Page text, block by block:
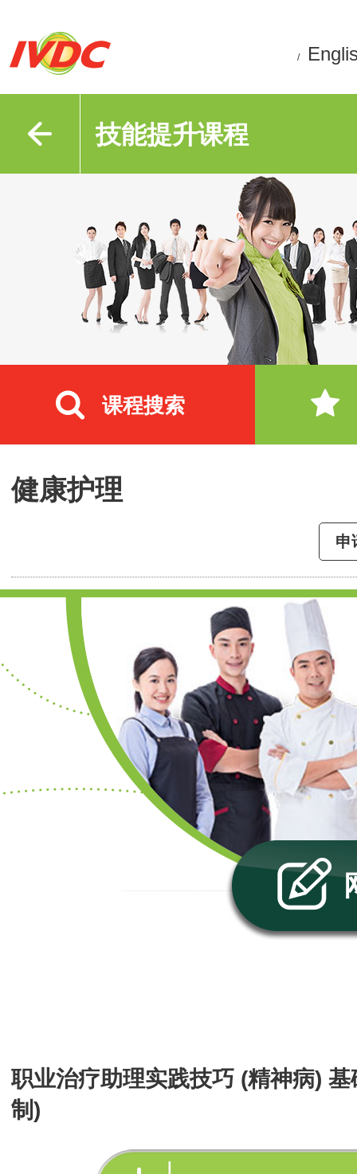
/
技能提升课程
课程搜索
健康护理
申
职业治疗助理实践技巧 (精神病)
制)